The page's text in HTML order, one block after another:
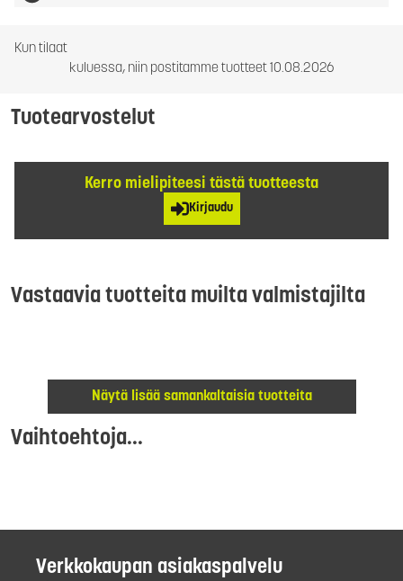
Kun tilaat
kuluessa, niin postitamme tuotteet 10.08.2026
Tuotearvostelut
Kerro mielipiteesi tästä tuotteesta
Kirjaudu
Vastaavia tuotteita muilta valmistajilta
Näytä lisää samankaltaisia tuotteita
Vaihtoehtoja...
Verkkokaupan asiakaspalvelu